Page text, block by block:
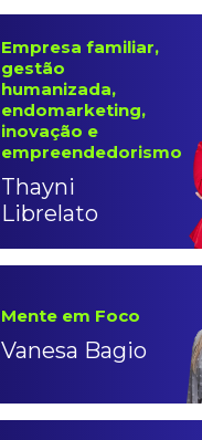
Empresa familiar,
gestão
humanizada,
endomarketing,
inovação e
empreendedorismo
Thayni
Librelato
Mente em Foco
Vanesa Bagio